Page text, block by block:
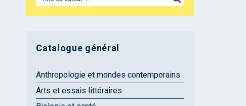
Catalogue général
Anthropologie et mondes contemporains
Arts et essais littéraires